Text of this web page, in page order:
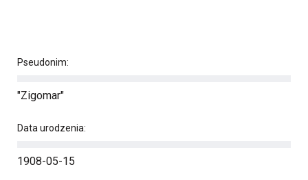
Pseudonim:
"Zigomar"
Data urodzenia:
1908-05-15